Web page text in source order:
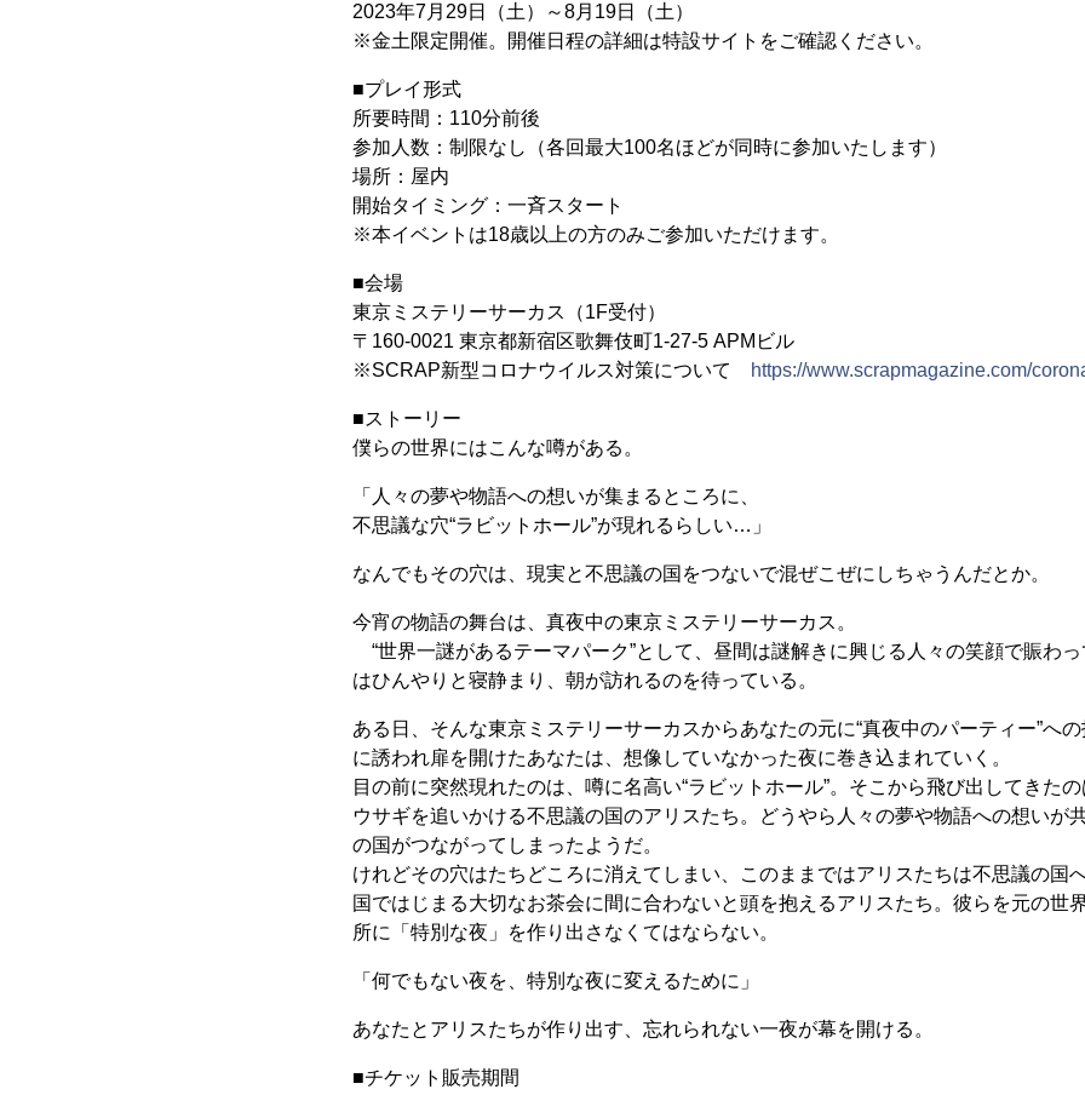
2023年7月29日（土）～8月19日（土）
※金土限定開催。開催日程の詳細は特設サイトをご確認ください。
■プレイ形式
所要時間：110分前後
参加人数：制限なし（各回最大100名ほどが同時に参加いたします）
場所：屋内
開始タイミング：一斉スタート
※本イベントは18歳以上の方のみご参加いただけます。
■会場
東京ミステリーサーカス（1F受付）
〒160-0021 東京都新宿区歌舞伎町1-27-5 APMビル
※SCRAP新型コロナウイルス対策について
https://www.scrapmagazine.com/
■ストーリー
僕らの世界にはこんな噂がある。
「人々の夢や物語への想いが集まるところに、
不思議な穴“ラビットホール”が現れるらしい…」
なんでもその穴は、現実と不思議の国をつないで混ぜこぜにしちゃうんだとか。
今宵の物語の舞台は、真夜中の東京ミステリーサーカス。
“世界一謎があるテーマパーク”として、昼間は謎解きに興じる人々の笑顔で賑わ
はひんやりと寝静まり、朝が訪れるのを待っている。
ある日、そんな東京ミステリーサーカスからあなたの元に“真夜中のパーティー”へ
に誘われ扉を開けたあなたは、想像していなかった夜に巻き込まれていく。
目の前に突然現れたのは、噂に名高い“ラビットホール”。そこから飛び出してきた
ウサギを追いかける不思議の国のアリスたち。どうやら人々の夢や物語への想いが
の国がつながってしまったようだ。
けれどその穴はたちどころに消えてしまい、このままではアリスたちは不思議の国
国ではじまる大切なお茶会に間に合わないと頭を抱えるアリスたち。彼らを元の世
所に「特別な夜」を作り出さなくてはならない。
「何でもない夜を、特別な夜に変えるために」
あなたとアリスたちが作り出す、忘れられない一夜が幕を開ける。
■チケット販売期間